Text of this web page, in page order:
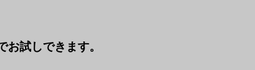
試しできます。